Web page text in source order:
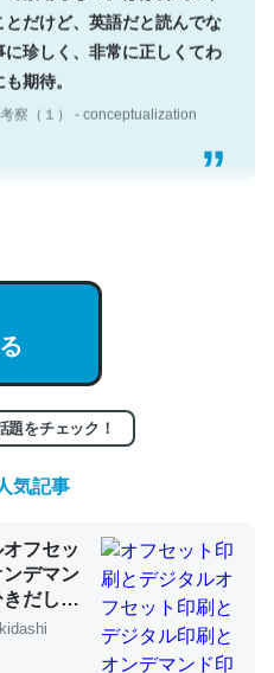
だけど、英語だと読んでな
珍しく、非常に正しくてわ
期待。
察（１） - conceptualization
な良記事。/続編来た
entry/2023/03/27
察（１） - conceptualization
前の伏線」は回収されないけ
量。進化すればするほど分
察（１） - conceptualization
題をチェック！
気記事
フセッ
ンデマン
きだし